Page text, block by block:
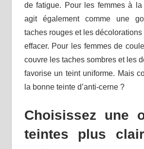
de fatigue. Pour les femmes à la
agit également comme une
taches rouges et les
effacer. Pour les femmes de
couvre les taches sombres et les
favorise un teint uniforme. Mais
la bonne teinte d’anti-cerne ?
Choisissez une
teintes plus